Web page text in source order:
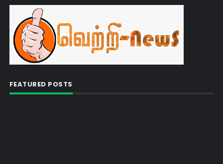
FEATURED POSTS